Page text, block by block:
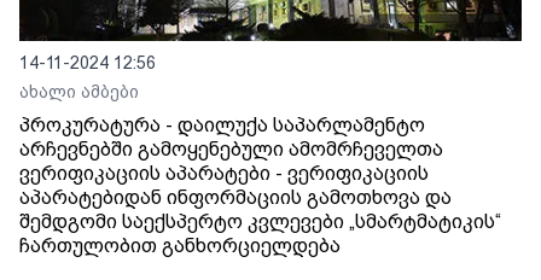
14-11-2024 12:56
ახალი ამბები
პროკურატურა - დაილუქა საპარლამენტო
არჩევნებში გამოყენებული ამომრჩეველთა
ვერიფიკაციის აპარატები - ვერიფიკაციის
აპარატებიდან ინფორმაციის გამოთხოვა და
შემდგომი საექსპერტო კვლევები „სმარტმატიკის“
ჩართულობით განხორციელდება